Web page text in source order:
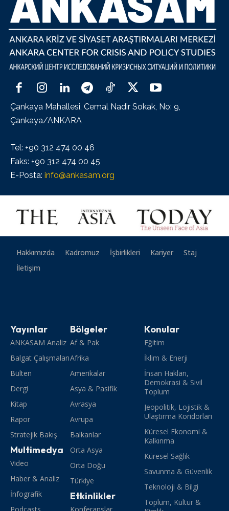
Çankaya Mahallesi, Cemal Nadir Sokak, No: 9,
Çankaya/ANKARA
Tel: +90 312 474 00 46
Faks: +90 312 474 00 45
E-Posta: info@ankasam.org
Hakkımızda Kadromuz İşbirlikleri Kariyer
Staj
İletişim
Yayınlar
ANKASAM Analiz
Balgat Çalışmaları
Bülten
Dergi
Kitap
Rapor
Stratejik Bakış
Multimedya
Video
Haber & Analiz
İnfografik
Bölgeler
Af & Pak
Afrika
Amerikalar
Asya & Pasifik
Avrasya
Avrupa
Balkanlar
Orta Asya
Orta Doğu
Türkiye
Etkinlikler
Konular
Eğitim
İklim & Enerji
İnsan Hakları,
Demokrasi & Sivil
Toplum
Jeopolitik, Lojistik &
Ulaştırma Koridorları
Küresel Ekonomi &
Kalkınma
Küresel Sağlık
Savunma & Güvenlik
Teknoloji & Bilgi
Toplum, Kültür &